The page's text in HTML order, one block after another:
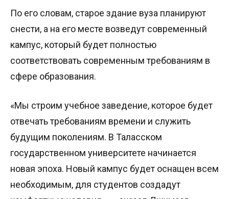
По его словам, старое здание вуза планируют
снести, а на его месте возведут современный
кампус, который будет полностью
соответствовать современным требованиям в
сфере образования.
«Мы строим учебное заведение, которое будет
отвечать требованиям времени и служить
будущим поколениям. В Таласском
государственном университете начинается
новая эпоха. Новый кампус будет оснащен всем
необходимым, для студентов создадут